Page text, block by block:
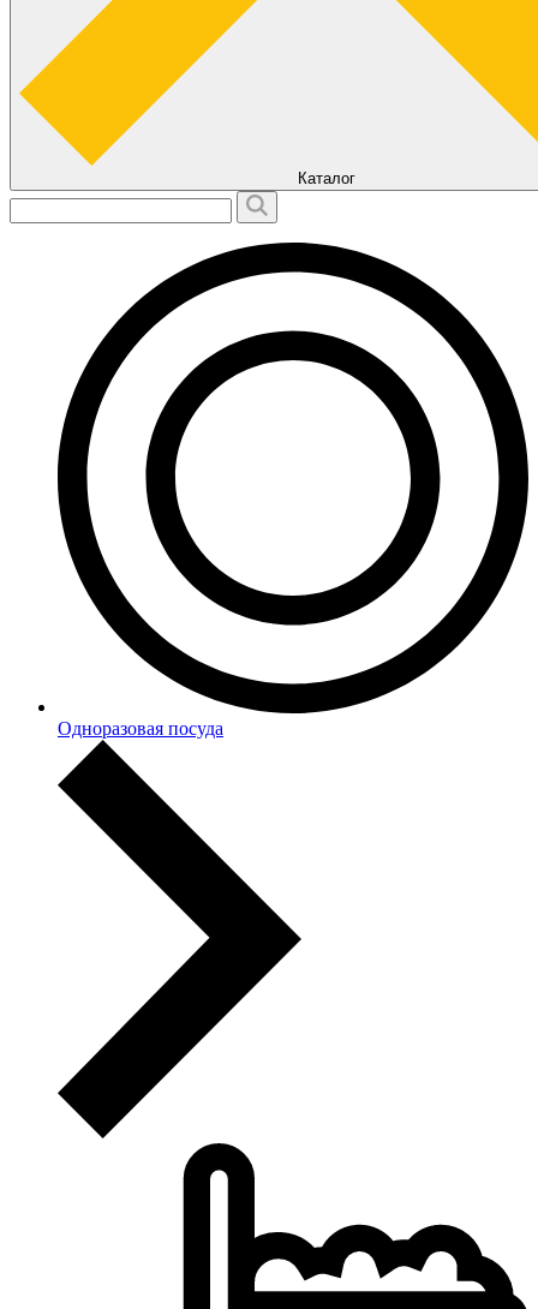
Каталог
Одноразовая посуда